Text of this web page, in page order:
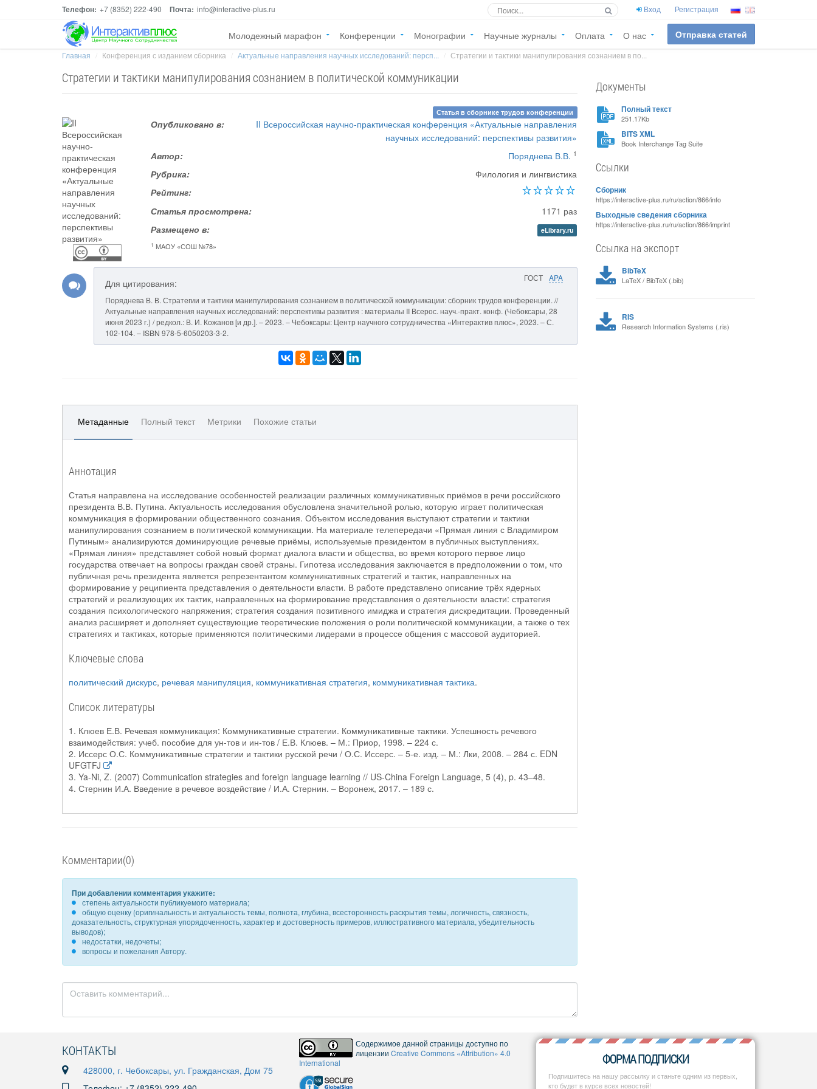
Телефон: +7 (8352) 222-490 Почта: info@interactive-plus.ru Вход Регистрация
Молодежный марафон Конференции Монографии Научные журналы Оплата О нас Отправка статей
Главная Конференция с изданием сборника Актуальные направления научных исследований: персп... Стратегии и тактики манипулирования сознанием в по...
Стратегии и тактики манипулирования сознанием в политической коммуникации
Статья в сборнике трудов конференции
Опубликовано в:
II Всероссийская научно-практическая конференция «Актуальные направления
научных исследований: перспективы развития»
Автор:
Поряднева В.В. 1
Рубрика:
Филология и лингвистика
Рейтинг:
Статья просмотрена:
1171 раз
Размещено в:
eLibrary.ru
1 МАОУ «СОШ №78»
ГОСТ APA
Для цитирования:
Поряднева В. В. Стратегии и тактики манипулирования сознанием в политической коммуникации: сборник трудов конференции. //
Актуальные направления научных исследований: перспективы развития : материалы II Всерос. науч.-практ. конф. (Чебоксары, 28
июня 2023 г.) / редкол.: В. И. Кожанов [и др.]. – 2023. – Чебоксары: Центр научного сотрудничества «Интерактив плюс», 2023. – С.
102-104. – ISBN 978-5-6050203-3-2.
Метаданные Полный текст Метрики Похожие статьи
Аннотация
Статья направлена на исследование особенностей реализации различных коммуникативных приёмов в речи российского
президента В.В. Путина. Актуальность исследования обусловлена значительной ролью, которую играет политическая
коммуникация в формировании общественного сознания. Объектом исследования выступают стратегии и тактики
манипулирования сознанием в политической коммуникации. На материале телепередачи «Прямая линия с Владимиром
Путиным» анализируются доминирующие речевые приёмы, используемые президентом в публичных выступлениях.
«Прямая линия» представляет собой новый формат диалога власти и общества, во время которого первое лицо
государства отвечает на вопросы граждан своей страны. Гипотеза исследования заключается в предположении о том, что
публичная речь президента является репрезентантом коммуникативных стратегий и тактик, направленных на
формирование у реципиента представления о деятельности власти. В работе представлено описание трёх ядерных
стратегий и реализующих их тактик, направленных на формирование представления о деятельности власти: стратегия
создания психологического напряжения; стратегия создания позитивного имиджа и стратегия дискредитации. Проведенный
анализ расширяет и дополняет существующие теоретические положения о роли политической коммуникации, а также о тех
стратегиях и тактиках, которые применяются политическими лидерами в процессе общения с массовой аудиторией.
Ключевые слова
политический дискурс, речевая манипуляция, коммуникативная стратегия, коммуникативная тактика.
Список литературы
1. Клюев Е.В. Речевая коммуникация: Коммуникативные стратегии. Коммуникативные тактики. Успешность речевого
взаимодействия: учеб. пособие для ун-тов и ин-тов / Е.В. Клюев. – М.: Приор, 1998. – 224 с.
2. Иссерс О.С. Коммуникативные стратегии и тактики русской речи / О.С. Иссерс. – 5-е. изд. – М.: Лки, 2008. – 284 с. EDN
UFGTFJ
3. Ya-Ni, Z. (2007) Communication strategies and foreign language learning // US-China Foreign Language, 5 (4), p. 43–48.
4. Стернин И.А. Введение в речевое воздействие / И.А. Стернин. – Воронеж, 2017. – 189 с.
Комментарии(0)
При добавлении комментария укажите:
степень актуальности публикуемого материала;
общую оценку (оригинальность и актуальность темы, полнота, глубина, всесторонность раскрытия темы, логичность, связность,
доказательность, структурная упорядоченность, характер и достоверность примеров, иллюстративного материала, убедительность
выводов);
недостатки, недочеты;
вопросы и пожелания Автору.
Документы
Полный текст
251.17Kb
BITS XML
Book Interchange Tag Suite
Ссылки
Сборник
https://interactive-plus.ru/ru/action/866/info
Выходные сведения сборника
https://interactive-plus.ru/ru/action/866/imprint
Ссылка на экспорт
BibTeX
LaTeX / BibTeX (.bib)
RIS
Research Information Systems (.ris)
КОНТАКТЫ
428000, г. Чебоксары, ул. Гражданская, Дом 75
Содержимое данной страницы доступно по
лицензии Creative Commons «Attribution» 4.0
International
ФОРМА ПОДПИСКИ
Подпишитесь на нашу рассылку и станьте одним из первых,
кто будет в курсе всех новостей!